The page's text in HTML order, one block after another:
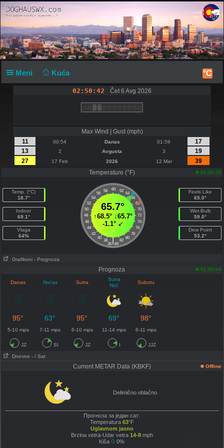
Meni Kuća °C
02:50:43 Čet 6 Avg 2026
Max Wind | Gust (mph)
11
00:54 Danas 01:59
17
13
2 Avgusta 3
19
27
17 Feb 2026 12 Mar
39
Temperature (°F)
02:50:25
Temp. (°C)
18.7°
Indoor
69.1°
Vlaga
64%
60
58 62
56
64
54
66
52
68
50
70
48
72
46
74
44
76
42
78
40
80
38 82
|
36 84
65.7°
↑68.5°↓65.7°
-1.1°↙
Feels Like
65.0°
Wet-Bulb
59.0°
Dew Point
53.2°
Grafikoni - Prognoza
Prognoza 02:50:04
Danas Noćas Sutra
Sutra
Noć
Subotu
95° 63° 95° 69° 98°
5-10 mps 7-11 mps 6-10 mps 11-14 mps 6-11 mps
JZ SI JZ I JJZ
Dnevne - / Sat
Current METAR Data (KBKF) Offline
Delimično oblačno
Прогноза за један сат:
Temperatura 63°F
Uglavnom jasno
Brzina vetra-Udar vetra 14-8mph
Kiša
0%